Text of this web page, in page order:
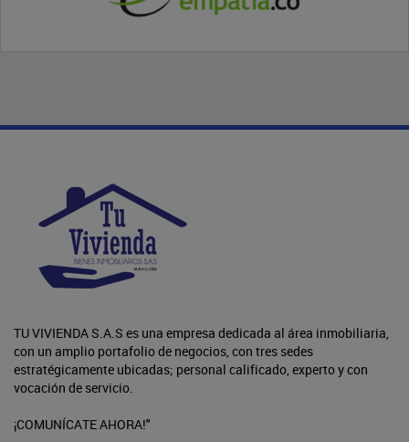
TU VIVIENDA S.A.S es una empresa dedicada al área inmobiliaria,
con un amplio portafolio de negocios, con tres sedes
estratégicamente ubicadas; personal calificado, experto y con
vocación de servicio.
¡COMUNÍCATE AHORA!"